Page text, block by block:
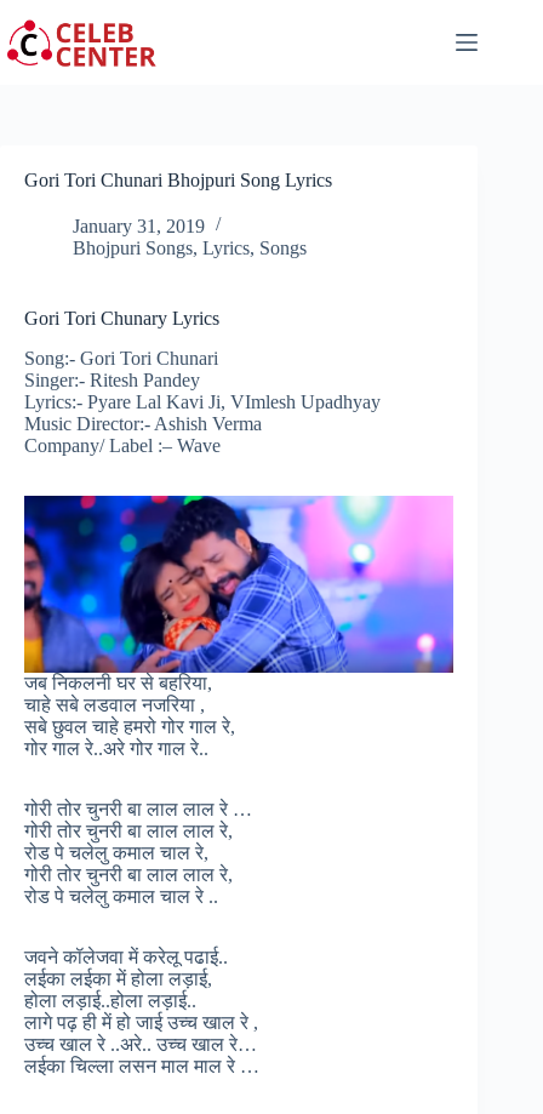
to
content
Gori Tori Chunari Bhojpuri Song Lyrics
January 31, 2019
Bhojpuri Songs, Lyrics, Songs
Gori Tori Chunary Lyrics
Song:- Gori Tori Chunari
Singer:- Ritesh Pandey
Lyrics:- Pyare Lal Kavi Ji, VImlesh Upadhyay
Music Director:- Ashish Verma
Company/Label :– Wave
जब निकलनी घर से बहरिया,
चाहे सबे लडवाल नजरिया ,
सबे छुवल चाहे हमरो गोर गाल रे,
गोर गाल रे..अरे गोर गाल रे..
गोरी तोर चुनरी बा लाल लाल रे …
गोरी तोर चुनरी बा लाल लाल रे,
रोड पे चलेलु कमाल चाल रे,
गोरी तोर चुनरी बा लाल लाल रे,
रोड पे चलेलु कमाल चाल रे ..
जवने कॉलेजवा में करेलू पढाई..
लईका लईका में होला लड़ाई,
होला लड़ाई..होला लड़ाई..
लागे पढ़ ही में हो जाई उच्च खाल रे ,
उच्च खाल रे ..अरे.. उच्च खाल रे…
लईका चिल्ला लसन माल माल रे …